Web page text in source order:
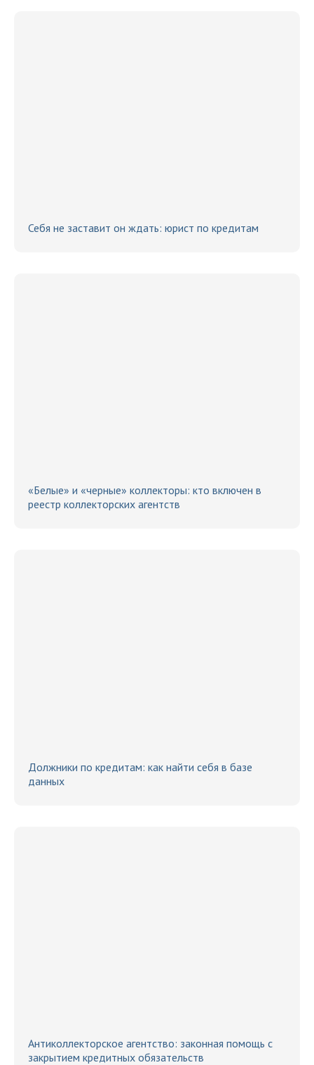
Себя не заставит он ждать: юрист по кредитам
«Белые» и «черные» коллекторы: кто включен в
реестр коллекторских агентств
Должники по кредитам: как найти себя в базе
данных
Антиколлекторское агентство: законная помощь с
закрытием кредитных обязательств